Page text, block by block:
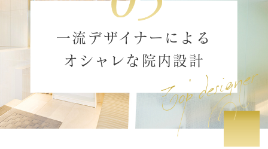
一流デザイナーによる
オシャレな院内設計
Top